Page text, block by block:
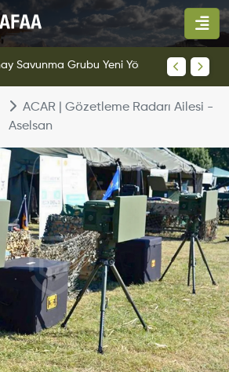
ACAR | Gözetleme Radarı Ailesi -
Aselsan